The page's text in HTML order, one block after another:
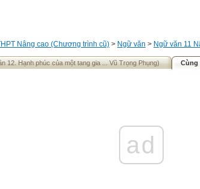
Nâng cao (Chương trình cũ) > Ngữ văn > Ngữ văn 11
12. Hạnh phúc của một tang gia ... Vũ Trọng Phụng) Cùng
ad